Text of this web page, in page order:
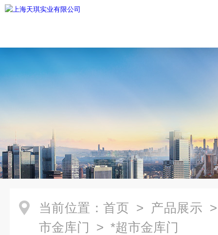
当前位置： 首页 > 产品展示
市金库门 > *超市金库门